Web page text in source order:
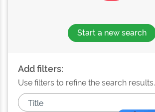
Start a new search
Add filters:
Use filters to refine the search results.